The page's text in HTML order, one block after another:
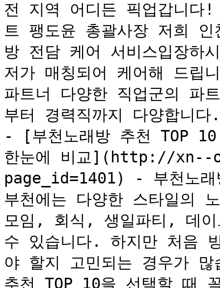
전 지역 어디든 픽업갑니
트 팽도윤 총괄사장 저희
방 전담 케어 서비스입장하
저가 매칭되어 케어해 드립
파트너 다양한 직업군의 파
부터 경력직까지 다양합니다.
- [부천노래방 추천 TOP
한눈에 비교](http://xn--
page_id=1401) - 부천노래
부천에는 다양한 스타일의
모임, 회식, 생일파티, 데
수 있습니다. 하지만 처음
야 할지 고민되는 경우가
추천 TOP 10을 선택할 때